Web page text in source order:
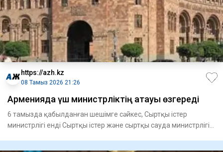
https://azh.kz
08 Тамыз 2026 21:26
Арменияда үш министрліктің атауы өзгереді
6 тамызда қабылданған шешімге сәйкес, Сыртқы істер
министрлігі енді Сыртқы істер және сыртқы сауда министрлігі